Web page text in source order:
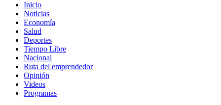
Inicio
Noticias
Economía
Salud
Deportes
Tiempo Libre
Nacional
Ruta del emprendedor
Opinión
Videos
Programas